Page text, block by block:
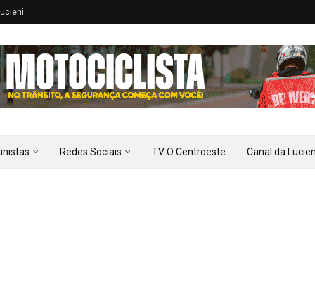
Redes Sociais TV O Centroeste Canal da